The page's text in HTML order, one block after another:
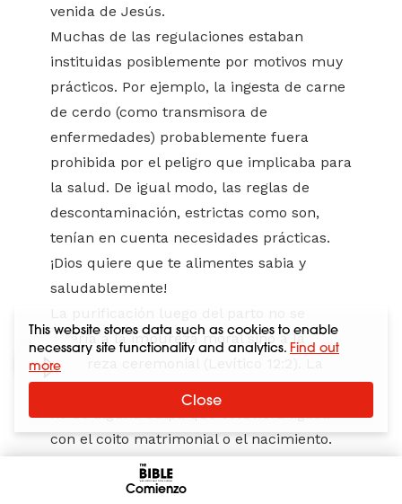
Comienzo
venida de Jesús.
Muchas de las regulaciones estaban
instituidas posiblemente por motivos muy
prácticos. Por ejemplo, la ingesta de carne
de cerdo (como transmisora de
enfermedades) probablemente fuera
prohibida por el peligro que implicaba para
la salud. De igual modo, las reglas de
descontaminación, estrictas como son,
tenían en cuenta necesidades prácticas.
¡Dios quiere que te alimentes sabia y
saludablemente!
refería a la impureza moral sino a la
impureza ceremonial (Levítico 12:2). La
no de alguna culpa que estuviera ligada
con el coito matrimonial o el nacimiento.
En realidad, todas aquellas regulaciones
pudieron haber sido de gran bendición
This website stores data such as cookies to enable
necessary site functionality and analytics. Find out
more
Close